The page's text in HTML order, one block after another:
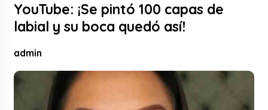
YouTube: ¡Se pintó 100 capas de
labial y su boca quedó así!
admin